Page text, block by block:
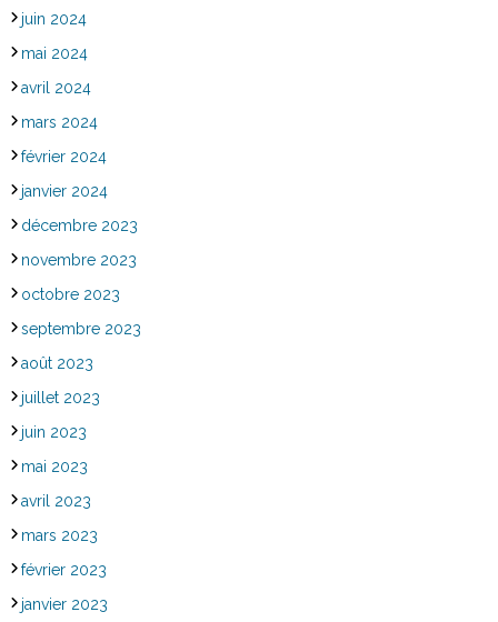
juin 2024
mai 2024
avril 2024
mars 2024
février 2024
janvier 2024
décembre 2023
novembre 2023
octobre 2023
septembre 2023
août 2023
juillet 2023
juin 2023
mai 2023
avril 2023
mars 2023
février 2023
janvier 2023